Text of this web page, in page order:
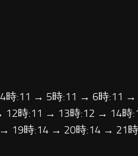
:11 → 5時:11 → 6時:11
時:11 → 13時:12 → 14時
19時:14 → 20時:14 → 21